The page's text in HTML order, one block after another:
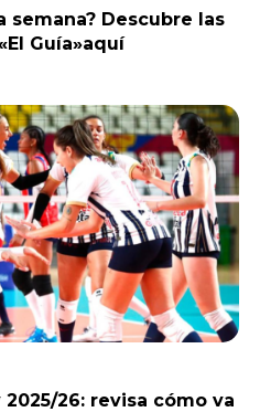
Descubre las
Guía»aquí
26: revisa cómo va